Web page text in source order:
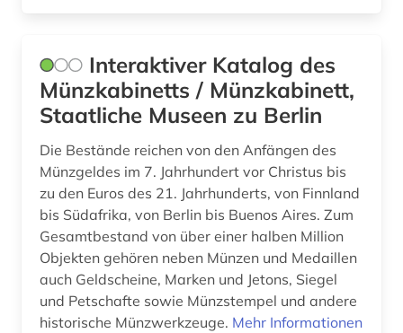
brief (2)
briefsammlung (1)
bronze (1)
bronzeplastik (1)
bronzezeit (1)
brücke (1)
brückenbau (1)
brünn (1)
buch (3)
Interaktiver Katalog des
Münzkabinetts / Münzkabinett,
Staatliche Museen zu Berlin
Die Bestände reichen von den Anfängen des
Münzgeldes im 7. Jahrhundert vor Christus bis
zu den Euros des 21. Jahrhunderts, von Finnland
bis Südafrika, von Berlin bis Buenos Aires. Zum
Gesamtbestand von über einer halben Million
Objekten gehören neben Münzen und Medaillen
auch Geldscheine, Marken und Jetons, Siegel
und Petschafte sowie Münzstempel und andere
historische Münzwerkzeuge. Mehr Informationen